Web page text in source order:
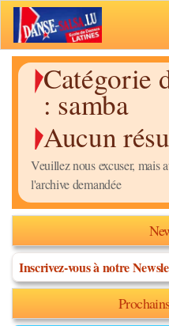
Catégorie
: samba
Aucun
Veuillez nous excuser, mais
l'archive demandée
Inscrivez-vous à notre